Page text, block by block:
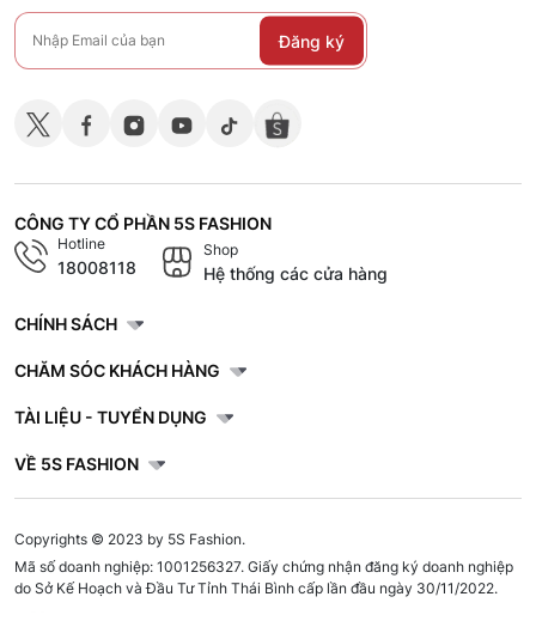
Đăng ký
CÔNG TY CỔ PHẦN 5S FASHION
Hotline
18008118
Shop
Hệ thống các cửa hàng
CHÍNH SÁCH
CHĂM SÓC KHÁCH HÀNG
TÀI LIỆU - TUYỂN DỤNG
VỀ 5S FASHION
Copyrights © 2023 by 5S Fashion.
Mã số doanh nghiệp: 1001256327. Giấy chứng nhận đăng ký doanh nghiệp
do Sở Kế Hoạch và Đầu Tư Tỉnh Thái Bình cấp lần đầu ngày 30/11/2022.